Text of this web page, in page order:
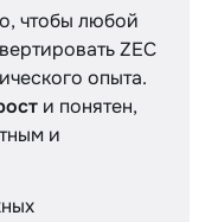
чтобы любой
ZEC
опыта.
и понятен,
и